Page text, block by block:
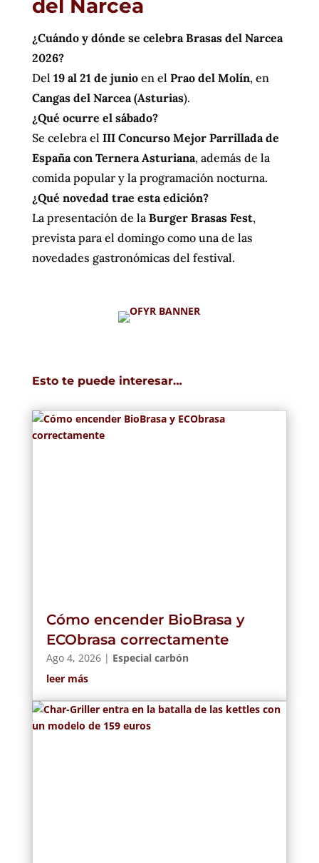
del Narcea
¿Cuándo y dónde se celebra Brasas del Narcea
2026?
Del 19 al 21 de junioen el Prao del Molín, en
Cangas del Narcea (Asturias).
¿Qué ocurre el sábado?
Se celebra el III Concurso Mejor Parrillada de
España con Ternera Asturiana, además de la
comida popular y la programación nocturna.
¿Qué novedad trae esta edición?
La presentación de la Burger Brasas Fest,
prevista para el domingo como una de las
novedades gastronómicas del festival.
Esto te puede interesar…
Cómo encender BioBrasa y
ECObrasa correctamente
Ago 4, 2026| Especial carbón
leer más